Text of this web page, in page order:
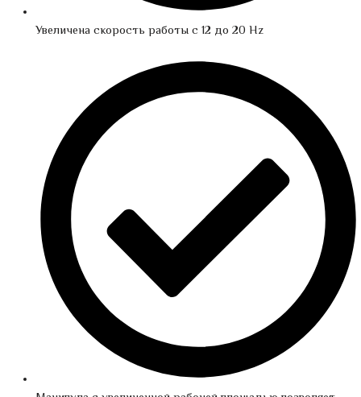
Увеличена скорость работы с 12 до 20 Hz